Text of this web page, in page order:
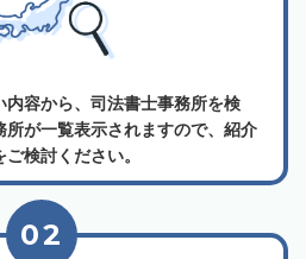
容から、司法書士事務所を検
が一覧表示されますので、紹介
検討ください。
02